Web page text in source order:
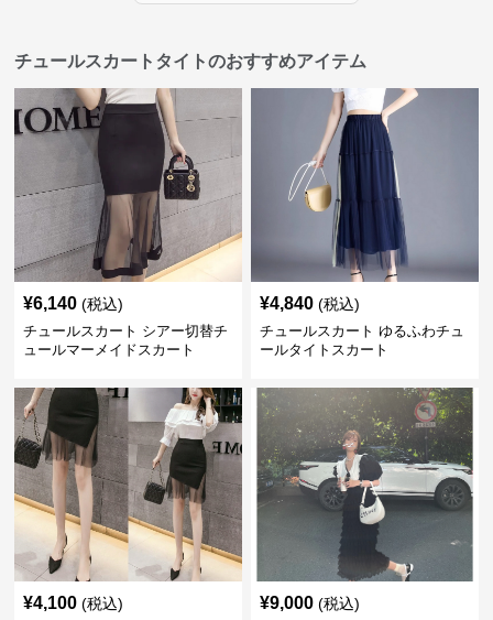
チュールスカートタイトのおすすめアイテム
¥6,140 (税込)
チュールスカート シアー切替チ
ュールマーメイドスカート
¥4,840 (税込)
チュールスカート ゆるふわチュ
ールタイトスカート
¥4,100 (税込) ¥9,000 (税込)